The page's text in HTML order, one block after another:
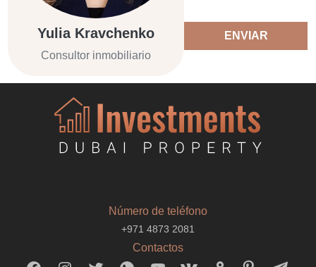
Yulia Kravchenko
Consultor inmobiliario
ENVIAR
Número de teléfono
+971 4873 2081
Contactos